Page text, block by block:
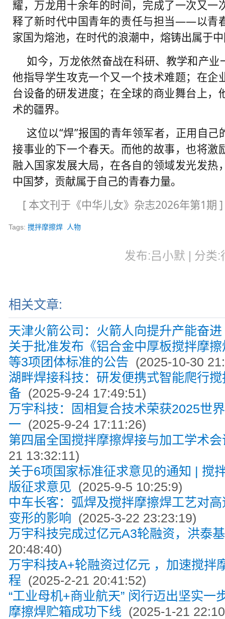
耀，万龙用十余年的时间，完成了一次又一
释了新时代中国青年的责任与担当——以青
家国为熔池，在时代的浪潮中，熔铸出属于
如今，万龙依然奋战在科研、教学和产
他指导学生攻克一个又一个技术难题；在企
台设备的研发进度；在全球的商业舞台上，
术的疆界。
这位以“焊”报国的青年领军者，正用自
接事业的下一个春天。而他的故事，也将激
融入国家发展大局，在各自的领域发光发热
中国梦，贡献属于自己的青春力量。
[ 本文刊于《中华儿女》杂志2026年第1期
Tags:搅拌摩擦焊 人物
发布:吕小默 | 分类
相关文章:
天津火箭公司：火箭人向提升产能奋进
关于批准发布《铝合金中厚板搅拌摩
等3项团体标准的公告 (2025-10-30
湖畔焊接科技：研发便携式智能爬行
备 (2025-9-24 17:49:51)
万宇科技：固相复合技术荣获2025世
一 (2025-9-24 17:11:26)
第四届全国搅拌摩擦焊接与加工学术
21 13:32:11)
关于6项国家标准征求意见的通知 | 搅
版征求意见 (2025-9-5 10:25:9)
中车长客：弧焊及搅拌摩擦焊工艺对
变形的影响 (2025-3-22 23:23:19)
万宇科技完成过亿元A3轮融资，洪泰
20:48:40)
万宇科技A+轮融资过亿元 ，加速搅拌
程 (2025-2-21 20:41:52)
“工业母机+商业航天” 闵行迈出坚实一
摩擦焊贮箱成功下线 (2025-1-21